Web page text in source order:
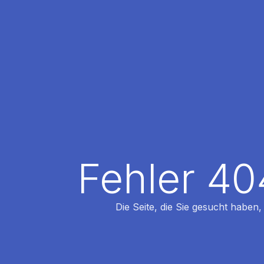
Fehler
Die Seite, die Sie gesucht